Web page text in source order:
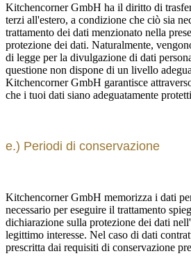
Kitchencorner GmbH ha il diritto di
terzi all'estero, a condizione che ciò sia
trattamento dei dati menzionato nella
protezione dei dati. Naturalmente,
di legge per la divulgazione di dati
questione non dispone di un livello
Kitchencorner GmbH garantisce
che i tuoi dati siano adeguatamente
e.) Periodi di conservazione
Kitchencorner GmbH memorizza i dati
necessario per eseguire il trattamento
dichiarazione sulla protezione dei dati
legittimo interesse. Nel caso di dati
prescritta dai requisiti di conservazione